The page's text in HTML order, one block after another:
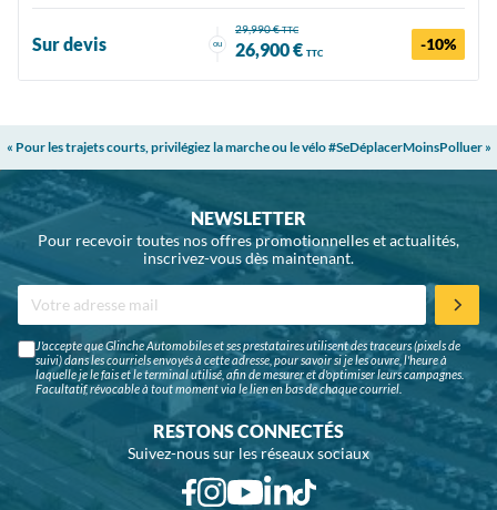
Sur devis ou
29,990 €TTC
26,900 € TTC -10%
« Pour les trajets courts, privilégiez la marche ou le vélo #SeDéplacerMoinsPolluer »
NEWSLETTER
Pour recevoir toutes nos offres promotionnelles et actualités,
inscrivez-vous dès maintenant.
J'accepte que Glinche Automobiles et ses prestataires utilisent des traceurs (pixels de
suivi) dans les courriels envoyés à cette adresse, pour savoir si je les ouvre, l'heure à
laquelle je le fais et le terminal utilisé, afin de mesurer et d'optimiser leurs campagnes.
Facultatif, révocable à tout moment via le lien en bas de chaque courriel.
RESTONS CONNECTÉS
Suivez-nous sur les réseaux sociaux